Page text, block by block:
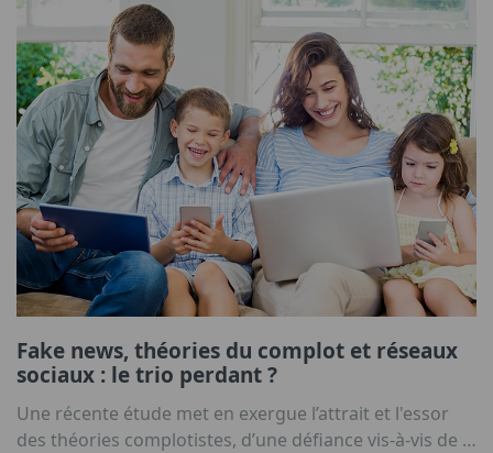
Fake news, théories du complot et réseaux
sociaux : le trio perdant ?
Une récente étude met en exergue l’attrait et l'essor
des théories complotistes, d’une défiance vis-à-vis de la